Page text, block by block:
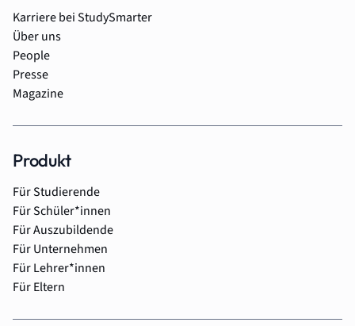
Karriere bei StudySmarter
Über uns
People
Presse
Magazine
Produkt
Für Studierende
Für Schüler*innen
Für Auszubildende
Für Unternehmen
Für Lehrer*innen
Für Eltern